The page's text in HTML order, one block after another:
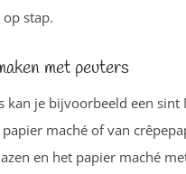
stap.
met peuters
kan je bijvoorbeeld een sint
maché of van
en het papier maché